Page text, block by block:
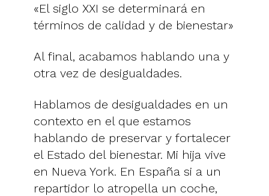
«El siglo XXI se determinará en
términos de calidad y de bienestar»
Al final, acabamos hablando una y
otra vez de desigualdades.
Hablamos de desigualdades en un
contexto en el que estamos
hablando de preservar y fortalecer
el Estado del bienestar. Mi hija vive
en Nueva York. En España si a un
repartidor lo atropella un coche,